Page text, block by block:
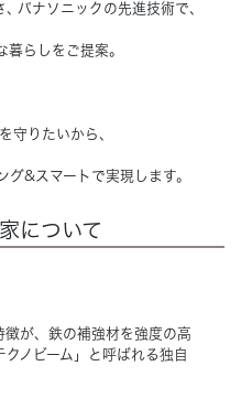
パナソニックの先進技術で､
暮らしをご提案。
守りたいから､
グ&スマートで実現します。
について
徴が、鉄の補強材を強度の高
ノビーム」と呼ばれる独自